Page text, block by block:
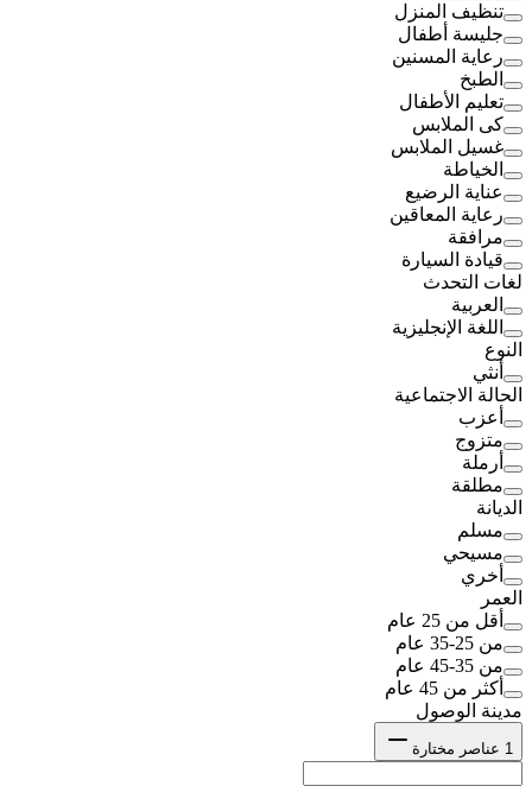
تنظيف المنزل
جليسة أطفال
رعاية المسنين
الطبخ
تعليم الأطفال
كى الملابس
غسيل الملابس
الخياطة
عناية الرضيع
رعاية المعاقين
مرافقة
قيادة السيارة
لغات التحدث
العربية
اللغة الإنجليزية
النوع
أنثي
الحالة الاجتماعية
أعزب
متزوج
أرملة
مطلقة
الديانة
مسلم
مسيحي
أخري
العمر
أقل من 25 عام
من 25-35 عام
من 35-45 عام
أكثر من 45 عام
مدينة الوصول
1 عناصر مختارة